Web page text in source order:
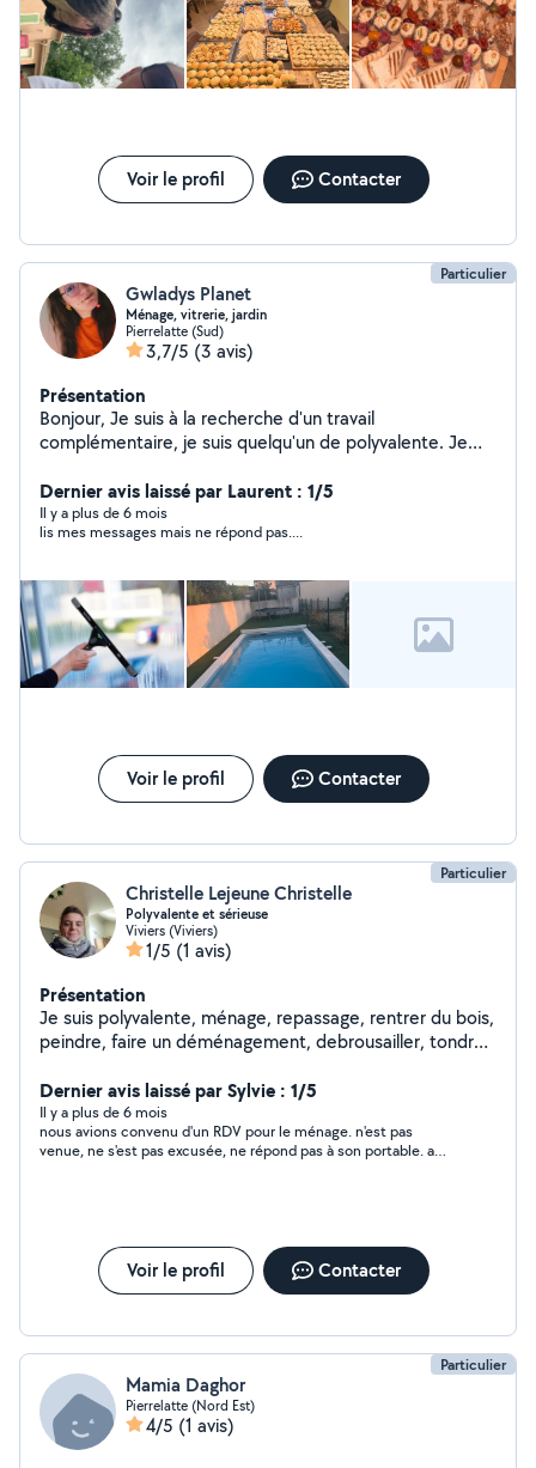
Voir le profil Contacter
Particulier
Gwladys Planet
Ménage, vitrerie, jardin
Pierrelatte (Sud)
3,7/5 (3 avis)
Présentation
Bonjour, Je suis à la recherche d'un travail
complémentaire, je suis quelqu'un de polyvalente. Je
sérieux. Les travaux ne me font pas peur, le ménage non
plus. Hésitez pas à me contactez pour discuter de votre
demande. Je me débrouille également très bien pour la
Dernier avis laissé par Laurent : 1/5
Il y a plus de 6 mois
lis mes messages mais ne répond pas....
Voir le profil Contacter
Particulier
Christelle Lejeune Christelle
Polyvalente et sérieuse
Viviers (Viviers)
1/5 (1 avis)
Présentation
Je suis polyvalente, ménage, repassage, rentrer du bois,
peindre, faire un déménagement, debrousailler, tondre,
des animaux j'aime bricoler autant à l'extérieur que à
l'intérieur, j'aime faire plaisir aux gens, les voir heureux
me rend heureuse, j'adore les enfants et j'adore les
animaux. Je suis désireuse d'apprendre et je n'ai pas
Dernier avis laissé par Sylvie : 1/5
Il y a plus de 6 mois
nous avions convenu d'un RDV pour le ménage. n'est pas
venue, ne s'est pas excusée, ne répond pas à son portable. a
Voir le profil Contacter
Particulier
Mamia Daghor
Pierrelatte (Nord Est)
4/5 (1 avis)